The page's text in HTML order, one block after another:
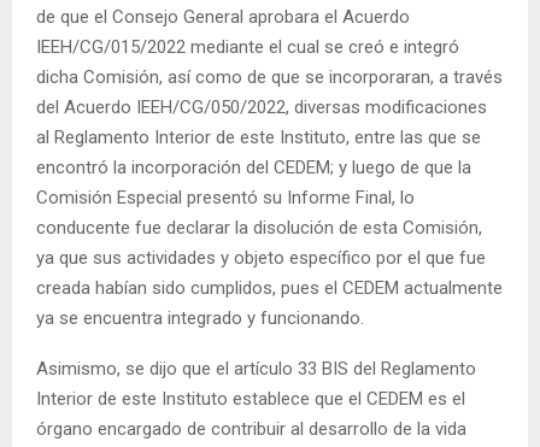
de que el Consejo General aprobara el Acuerdo
IEEH/CG/015/2022 mediante el cual se creó e integró
dicha Comisión, así como de que se incorporaran, a través
del Acuerdo IEEH/CG/050/2022, diversas modificaciones
al Reglamento Interior de este Instituto, entre las que se
encontró la incorporación del CEDEM; y luego de que la
Comisión Especial presentó su Informe Final, lo
conducente fue declarar la disolución de esta Comisión,
ya que sus actividades y objeto específico por el que fue
creada habían sido cumplidos, pues el CEDEM actualmente
ya se encuentra integrado y funcionando.
Asimismo, se dijo que el artículo 33 BIS del Reglamento
Interior de este Instituto establece que el CEDEM es el
órgano encargado de contribuir al desarrollo de la vida